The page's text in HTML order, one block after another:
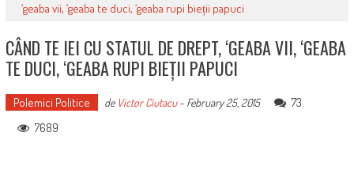
‘geaba vii, ‘geaba te duci, ‘geaba rupi bieții papuci
CÂND TE IEI CU STATUL DE DREPT, ‘GEABA VII, ‘GEABA
TE DUCI, ‘GEABA RUPI BIEȚII PAPUCI
Polemici Politice de Victor Ciutacu- February 25, 2015
73
7689